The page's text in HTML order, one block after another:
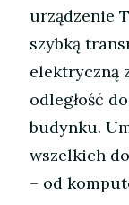
urządzenie
szybką
elektryczną
odległość
budynku.
wszelkich
– od